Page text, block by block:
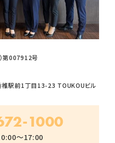
第007912号
駅前1丁目13-23 TOUKOUビル
1000
～17:00